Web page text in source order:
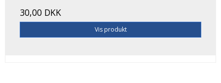
30,00 DKK
Vis produkt